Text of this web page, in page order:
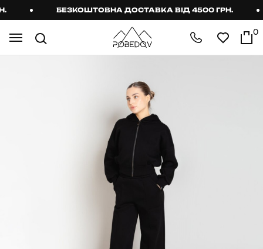
БЕЗКОШТОВНА ДОСТАВКА ВІД 4500 ГРН.
0